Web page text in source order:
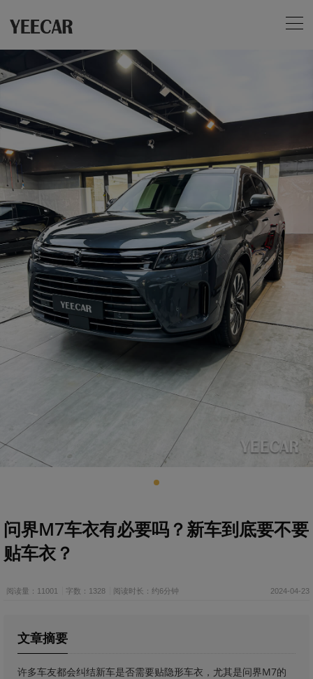
问界M7车衣有必要吗？新车到底要不要
贴车衣？
阅读量：11001 字数：1328 阅读时长：约6分钟 2024-04-23
文章摘要
许多车友都会纠结新车是否需要贴隐形车衣，尤其是问界M7的